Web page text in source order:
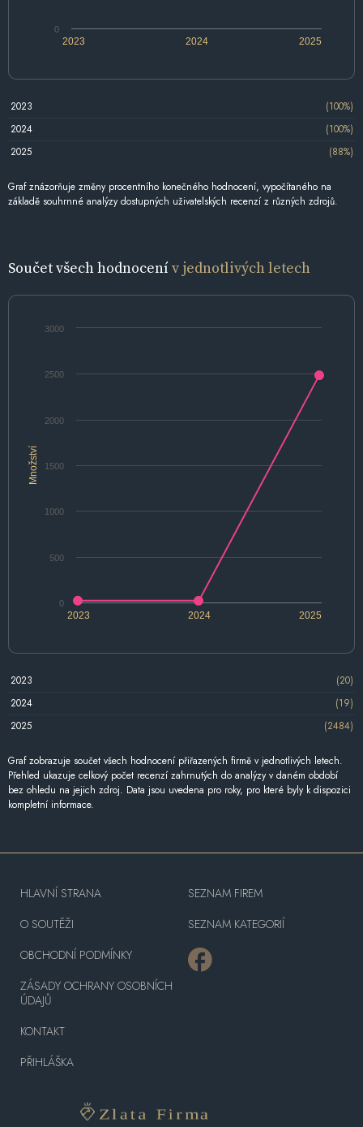
2023 2024 2025
0
2023
(100%)
2024
(100%)
2025
(88%)
Graf znázorňuje změny procentního konečného hodnocení, vypočítaného na
základě souhrnné analýzy dostupných uživatelských recenzí z různých zdrojů.
Součet všech hodnocenív jednotlivých letech
Množství
2024
2023 2025
0
500
1000
1500
2000
2500
3000
2023
(20)
2024
(19)
2025
(2484)
Graf zobrazuje součet všech hodnocení přiřazených firmě v jednotlivých letech.
Přehled ukazuje celkový počet recenzí zahrnutých do analýzy v daném období
bez ohledu na jejich zdroj. Data jsou uvedena pro roky, pro které byly k dispozici
kompletní informace.
HLAVNÍ STRANA
O SOUTĚŽI
OBCHODNÍ PODMÍNKY
ZÁSADY OCHRANY OSOBNÍCH
ÚDAJŮ
KONTAKT
PŘIHLÁŠKA
SEZNAM FIREM
SEZNAM KATEGORIÍ